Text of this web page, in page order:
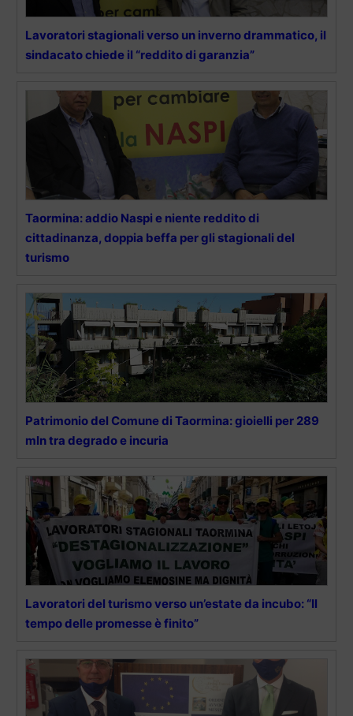
Lavoratori stagionali verso un inverno drammatico, il
sindacato chiede il “reddito di garanzia”
Taormina: addio Naspi e niente reddito di
cittadinanza, doppia beffa per gli stagionali del
turismo
Patrimonio del Comune di Taormina: gioielli per 289
mln tra degrado e incuria
Lavoratori del turismo verso un’estate da incubo: “Il
tempo delle promesse è finito”